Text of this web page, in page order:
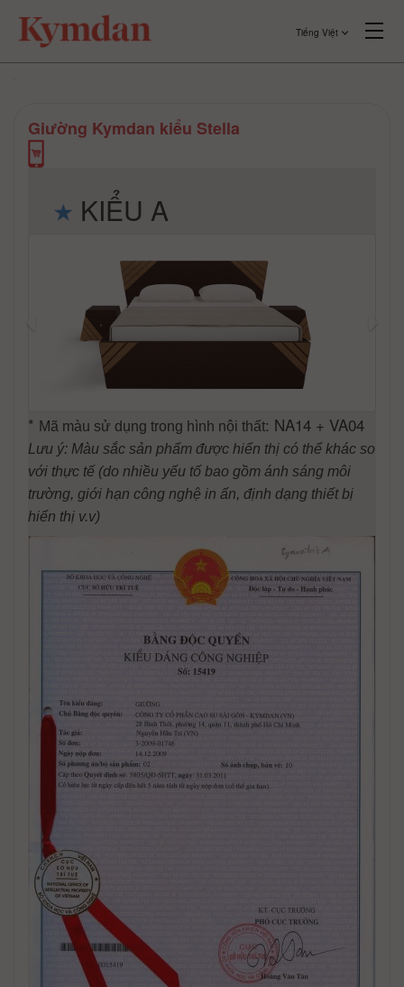
Tiếng Việt
Giường Kymdan kiểu Stella
KIỂU A
* Mã màu sử dụng trong hình nội thất: NA14 + VA04
Lưu ý: Màu sắc sản phẩm được hiển thị có thể khác so
với thực tế (do nhiều yếu tố bao gồm ánh sáng môi
trường, giới hạn công nghệ in ấn, định dạng thiết bị
hiển thị v.v)